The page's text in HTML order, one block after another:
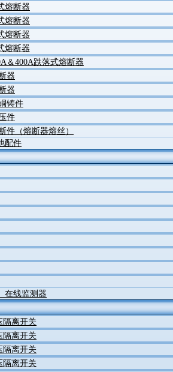
熔断器
熔断器
熔断器
熔断器
＆400A跌落式熔断器
器
器
铸件
件
件（熔断器熔丝）
配件
在线监测器
隔离开关
隔离开关
隔离开关
隔离开关